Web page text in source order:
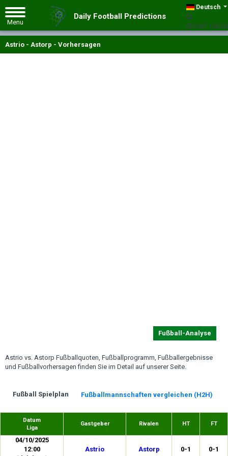
Deutsch
GMT +00:00
Daily Football Predictions
Astrio - Astorp - Vorhersagen
Fußball-Analyse
Astrio vs. Astorp Fußballquoten, Fußballprogramm, Fußballergebnisse
und Fußballvorhersagen finden Sie im Detail auf unserer Seite.
Fußball Spielplan Fußballmannschaften vergleichen (H2H)
Datum
Liga
Gastgeber Rivalen HT FT
04/10/2025
12:00
Astrio Astorp 0-1 0-1